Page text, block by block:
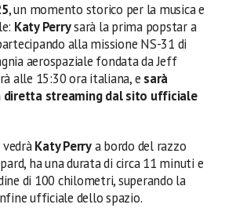
, un momento storico per la musica e
Katy Perrysarà la prima popstar a
alla missione NS-31 di
aerospaziale fondata da Jeff
alle 15:30 ora italiana, e sarà
diretta streaming dal sito ufficiale
Katy Perrya bordo del razzo
ha una durata di circa 11 minuti e
di 100 chilometri, superando la
ufficiale dello spazio.